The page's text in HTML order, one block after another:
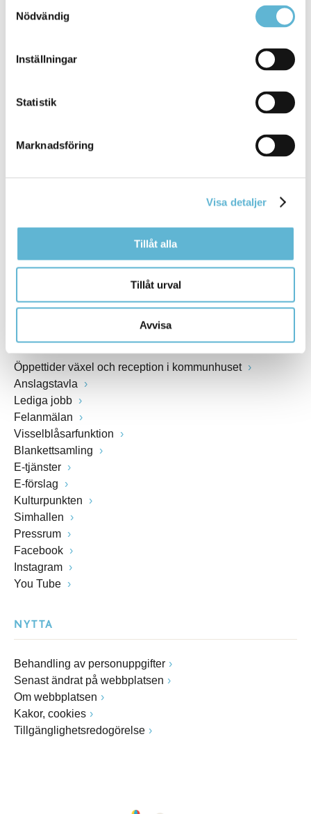
Nödvändig
Inställningar
Statistik
Marknadsföring
Visa detaljer
Tillåt alla
Tillåt urval
Avvisa
KONTAKT
Besöksadress
Box 18, 295 21 Bromölla
Fax: 0456-82 22 00
Öppettider växel och reception i kommunhuset
Anslagstavla
Lediga jobb
Felanmälan
Visselblåsarfunktion
Blankettsamling
E-tjänster
E-förslag
Kulturpunkten
Simhallen
Pressrum
Facebook
Instagram
You Tube
NYTTA
Behandling av personuppgifter
Senast ändrat på webbplatsen
Om webbplatsen
Kakor, cookies
Tillgänglighetsredogörelse